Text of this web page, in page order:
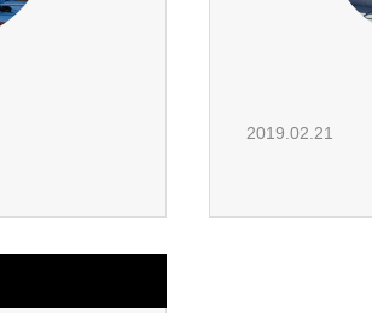
2019.02.21